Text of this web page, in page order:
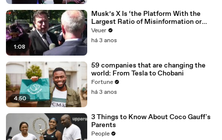
1:08
Musk’s X Is ‘the Platform With the
Largest Ratio of Misinformation or
Disinformation’ Amongst All Social
Media Platforms
Veuer
há 3 anos
4:50
59 companies that are changing the
world: From Tesla to Chobani
Fortune
há 3 anos
3 Things to Know About Coco Gauff's
Parents
People